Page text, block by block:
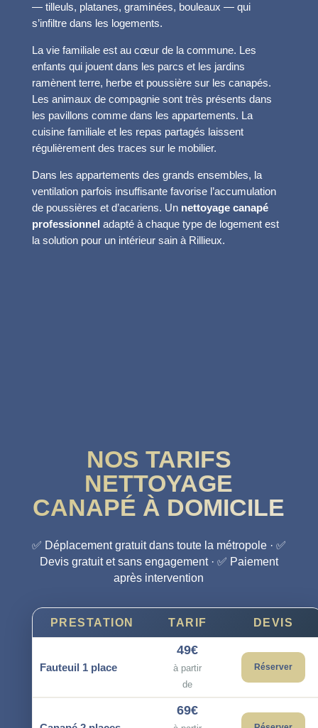
— tilleuls, platanes, graminées, bouleaux — qui
s’infiltre dans les logements.
La vie familiale est au cœur de la commune. Les
enfants qui jouent dans les parcs et les jardins
ramènent terre, herbe et poussière sur les canapés.
Les animaux de compagnie sont très présents dans
les pavillons comme dans les appartements. La
cuisine familiale et les repas partagés laissent
régulièrement des traces sur le mobilier.
Dans les appartements des grands ensembles, la
ventilation parfois insuffisante favorise l’accumulation
de poussières et d’acariens. Un nettoyage canapé
professionnel adapté à chaque type de logement est
la solution pour un intérieur sain à Rillieux.
NOS TARIFS
NETTOYAGE
CANAPÉ À DOMICILE
✅ Déplacement gratuit dans toute la métropole · ✅
Devis gratuit et sans engagement · ✅ Paiement
après intervention
PRESTATION TARIF DEVIS
Fauteuil 1 place
49€
à partir
de
Réserver
69€